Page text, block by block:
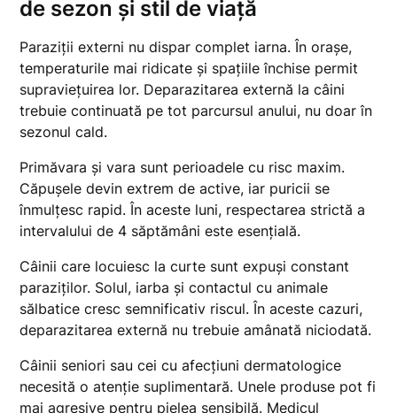
de sezon și stil de viață
Paraziții externi nu dispar complet iarna. În orașe,
temperaturile mai ridicate și spațiile închise permit
supraviețuirea lor. Deparazitarea externă la câini
trebuie continuată pe tot parcursul anului, nu doar în
sezonul cald.
Primăvara și vara sunt perioadele cu risc maxim.
Căpușele devin extrem de active, iar puricii se
înmulțesc rapid. În aceste luni, respectarea strictă a
intervalului de 4 săptămâni este esențială.
Câinii care locuiesc la curte sunt expuși constant
paraziților. Solul, iarba și contactul cu animale
sălbatice cresc semnificativ riscul. În aceste cazuri,
deparazitarea externă nu trebuie amânată niciodată.
Câinii seniori sau cei cu afecțiuni dermatologice
necesită o atenție suplimentară. Unele produse pot fi
mai agresive pentru pielea sensibilă. Medicul